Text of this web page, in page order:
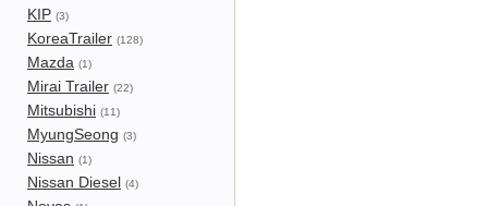
KIP (3)
KoreaTrailer (128)
Mazda (1)
Mirai Trailer (22)
Mitsubishi (11)
MyungSeong (3)
Nissan (1)
Nissan Diesel (4)